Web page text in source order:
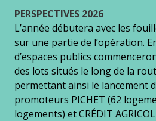
PERSPECTIVES 2026
L’année débutera avec les
sur une partie de l’opération.
d’espaces publics
des lots situés le long de la
permettant ainsi le lancement
promoteurs PICHET (62
logements) et CRÉDIT